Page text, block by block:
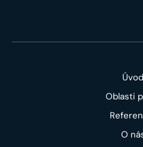
Úvod
Oblasti
O